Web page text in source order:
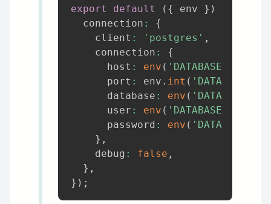
export default ( { env } )
  connection
:
{
    client
: 'postgres' ,
    connection
:
{
      host
: env ( 'DATABASE_HOST'
      port
: env . int (
      database
: env (
      user
: env (
      password
: env (
} ,
    debug
: false ,
} ,
} ) ;